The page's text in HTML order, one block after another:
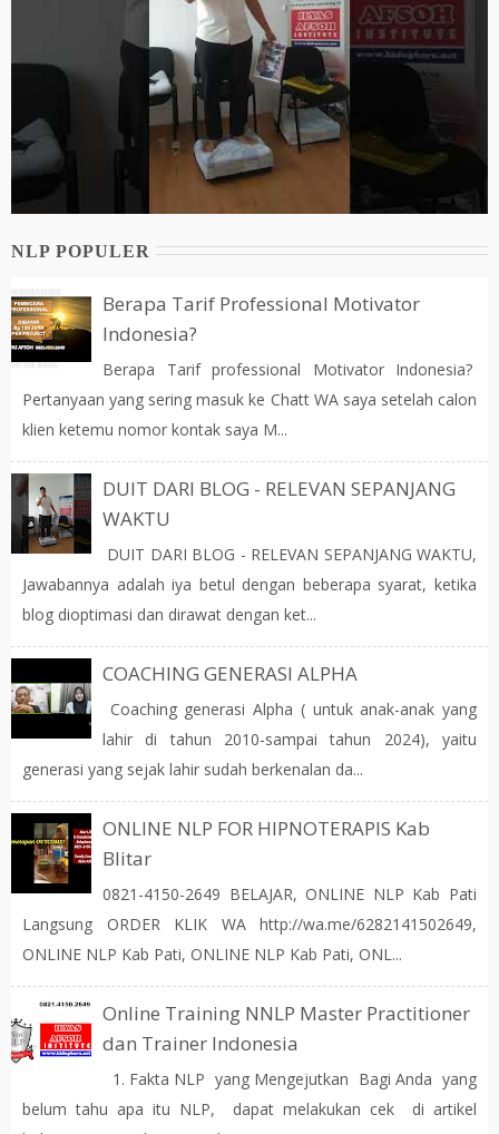
NLP POPULER
Berapa Tarif Professional Motivator
Indonesia?
Berapa Tarif professional Motivator Indonesia?
Pertanyaan yang sering masuk ke Chatt WA saya setelah calon
klien ketemu nomor kontak saya M...
DUIT DARI BLOG - RELEVAN SEPANJANG
WAKTU
DUIT DARI BLOG - RELEVAN SEPANJANG WAKTU,
Jawabannya adalah iya betul dengan beberapa syarat, ketika
blog dioptimasi dan dirawat dengan ket...
COACHING GENERASI ALPHA
Coaching generasi Alpha ( untuk anak-anak yang
lahir di tahun 2010-sampai tahun 2024), yaitu
generasi yang sejak lahir sudah berkenalan da...
ONLINE NLP FOR HIPNOTERAPIS Kab
Blitar
0821-4150-2649 BELAJAR, ONLINE NLP Kab Pati
Langsung ORDER KLIK WA http://wa.me/6282141502649,
ONLINE NLP Kab Pati, ONLINE NLP Kab Pati, ONL...
Online Training NNLP Master Practitioner
dan Trainer Indonesia
1. Fakta NLP yang Mengejutkan Bagi Anda yang
belum tahu apa itu NLP, dapat melakukan cek di artikel